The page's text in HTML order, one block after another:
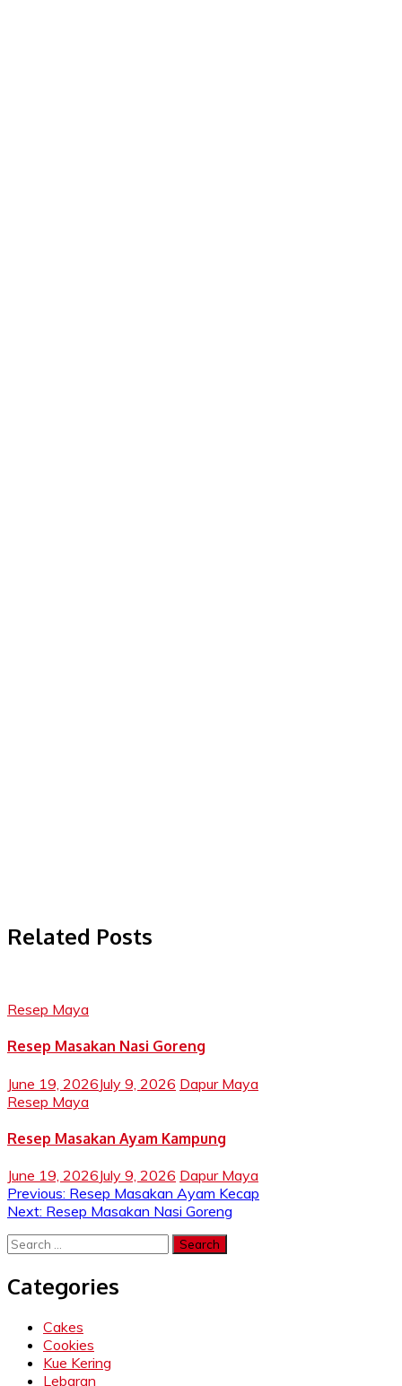
Related Posts
Resep Maya
Resep Masakan Nasi Goreng
June 19, 2026July 9, 2026 Dapur Maya
Resep Maya
Resep Masakan Ayam Kampung
June 19, 2026July 9, 2026 Dapur Maya
Post
navigation
Previous: Resep Masakan Ayam Kecap
Next: Resep Masakan Nasi Goreng
Search
Categories
Cakes
Cookies
Kue Kering
Lebaran